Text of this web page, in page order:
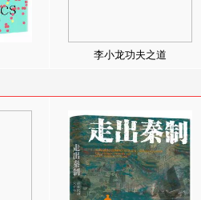
李小龙功夫之道